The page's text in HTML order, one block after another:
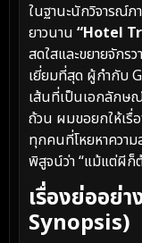
ในฐานะนักวิจารณ์
ยาวนาน “Hotel
สดใสและขยายจักร
เยี่ยมที่สุด ผู้กำกับ
เส้นที่เป็นเอกลักษ
ถ้วน ผมขอยกให้เรื่
ทุกคนที่โหยหาความ
พิสูจน์ว่า “แม้แต่ผี
เรื่องย่ออย่
Synopsis)